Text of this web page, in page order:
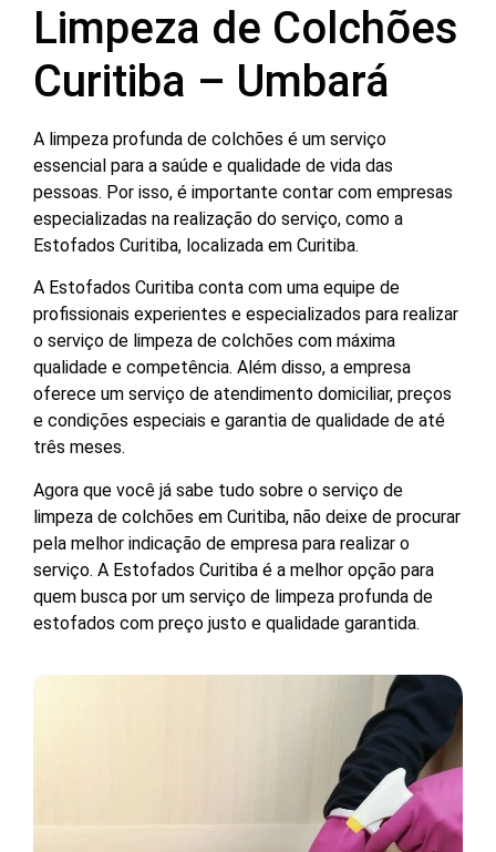
Limpeza de Colchões
Curitiba – Umbará
A limpeza profunda de colchões é um serviço
essencial para a saúde e qualidade de vida das
pessoas. Por isso, é importante contar com empresas
especializadas na realização do serviço, como a
Estofados Curitiba, localizada em Curitiba.
A Estofados Curitiba conta com uma equipe de
profissionais experientes e especializados para realizar
o serviço de limpeza de colchões com máxima
qualidade e competência. Além disso, a empresa
oferece um serviço de atendimento domiciliar, preços
e condições especiais e garantia de qualidade de até
três meses.
Agora que você já sabe tudo sobre o serviço de
limpeza de colchões em Curitiba, não deixe de procurar
pela melhor indicação de empresa para realizar o
serviço. A Estofados Curitiba é a melhor opção para
quem busca por um serviço de limpeza profunda de
estofados com preço justo e qualidade garantida.